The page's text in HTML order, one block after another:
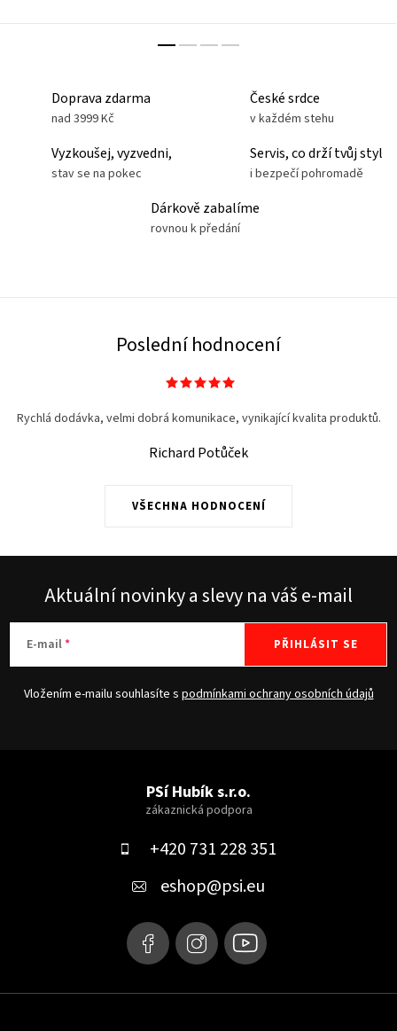
Doprava zdarma
nad 3999 Kč
České srdce
v každém stehu
Vyzkoušej, vyzvedni,
stav se na pokec
Servis, co drží tvůj styl
i bezpečí pohromadě
Dárkově zabalíme
rovnou k předání
Poslední hodnocení
VŠECHNA HODNOCENÍ
Rychlá dodávka, velmi dobrá komunikace, vynikající kvalita produktů.
Richard Potůček
Aktuální novinky a slevy na váš e-mail
E-mail
Vložením e-mailu souhlasíte s podmínkami ochrany osobních údajů
PŘIHLÁSIT SE
PSí Hubík s.r.o.
+420 731 228 351
eshop@psi.eu